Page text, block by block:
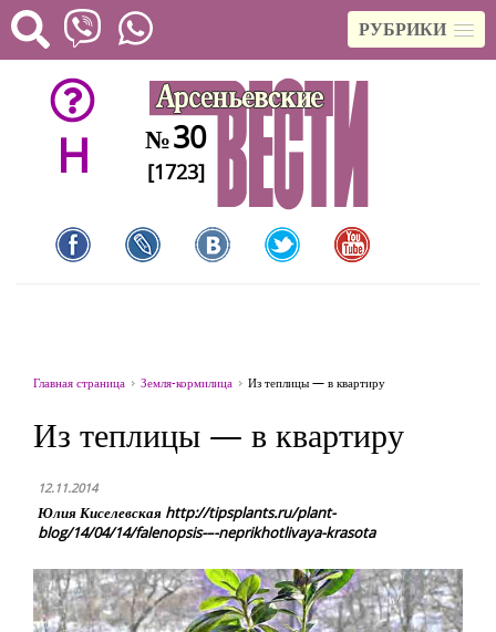
РУБРИКИ
H №30
[1723]
Главная страница Земля-кормилица Из теплицы — в квартиру
Из теплицы — в квартиру
12.11.2014
Юлия Киселевская http://tipsplants.ru/plant-
blog/14/04/14/falenopsis-–-neprikhotlivaya-krasota